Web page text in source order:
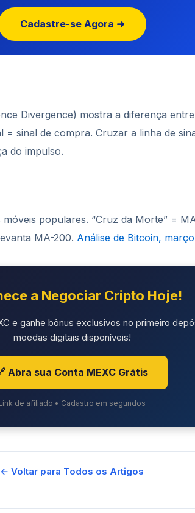
Cadastre-se Agora ➜
Divergence) mostra a diferença
= sinal de compra. Cruzar a linha de
do impulso.
populares. “Cruz da Morte” =
MA-200. Análise de Bitcoin,
a Negociar Cripto Hoje!
e ganhe bônus exclusivos no primeiro
moedas digitais disponíveis!
Abra sua Conta MEXC Grátis
de afiliado • Cadastro em segundos
← Voltar para Todos os Artigos